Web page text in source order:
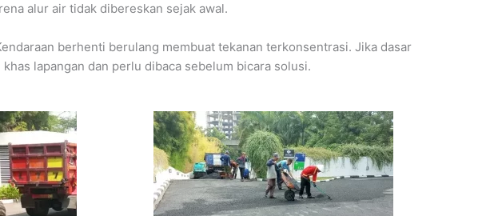
alur air tidak dibereskan sejak awal.
berhenti berulang membuat tekanan terkonsentrasi. Jika dasar
lapangan dan perlu dibaca sebelum bicara solusi.